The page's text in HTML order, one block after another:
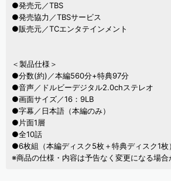
●発売元／TBS
●発売協力／TBSサービス
●販売元／TCエンタテインメント
＜製品仕様＞
●分数(約)／本編560分+特典97分
●音声／ドルビーデジタル2.0chステレオ
●画面サイズ／16：9LB
●字幕／日本語（本編のみ）
●片面1層
●全10話
●6枚組（本編ディスク5枚＋特典ディスク1枚）
※商品の仕様・内容は予告なく変更になる場合